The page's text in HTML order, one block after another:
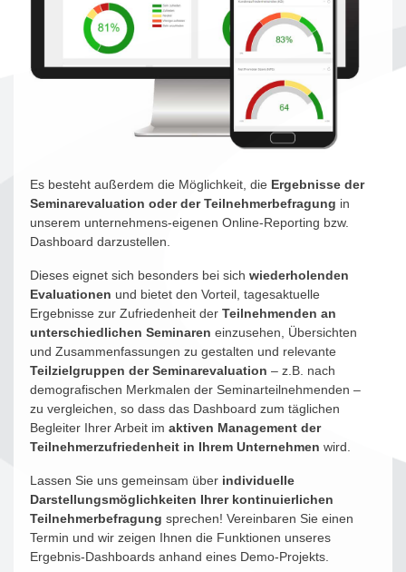
Es besteht außerdem die Möglichkeit, die Ergebnisse der
Seminarevaluation oder der Teilnehmerbefragung in
unserem unternehmens-eigenen Online-Reporting bzw.
Dashboard darzustellen.
Dieses eignet sich besonders bei sich wiederholenden
Evaluationen und bietet den Vorteil, tagesaktuelle
Ergebnisse zur Zufriedenheit der Teilnehmenden an
unterschiedlichen Seminaren einzusehen, Übersichten
und Zusammenfassungen zu gestalten und relevante
Teilzielgruppen der Seminarevaluation – z.B. nach
demografischen Merkmalen der Seminarteilnehmenden –
zu vergleichen, so dass das Dashboard zum täglichen
Begleiter Ihrer Arbeit im aktiven Management der
Teilnehmerzufriedenheit in Ihrem Unternehmen wird.
Lassen Sie uns gemeinsam über individuelle
Darstellungsmöglichkeiten Ihrer kontinuierlichen
Teilnehmerbefragung sprechen! Vereinbaren Sie einen
Termin und wir zeigen Ihnen die Funktionen unseres
Ergebnis-Dashboards anhand eines Demo-Projekts.